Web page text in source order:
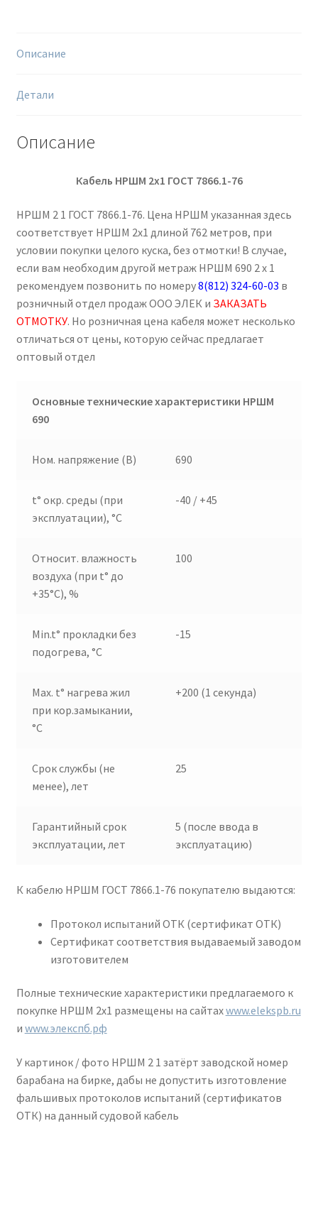
Описание
Детали
Описание
Кабель НРШМ 2х1 ГОСТ 7866.1-76
НРШМ 2 1 ГОСТ 7866.1-76. Цена НРШМ указанная здесь
соответствует НРШМ 2х1 длиной 762 метров, при
условии покупки целого куска, без отмотки! В случае,
если вам необходим другой метраж НРШМ 690 2 х 1
рекомендуем позвонить по номеру8(812) 324-60-03 в
розничный отдел продаж ООО ЭЛЕК и ЗАКАЗАТЬ
ОТМОТКУ. Но розничная цена кабеля может несколько
отличаться от цены, которую сейчас предлагает
оптовый отдел
Основные технические характеристики НРШМ
690
Ном. напряжение (В) 690
t° окр. среды (при
эксплуатации), °C
-40 / +45
Относит. влажность
воздуха (при t° до
+35°C), %
100
Min.t° прокладки без
подогрева, °C
-15
Max. t° нагрева жил
при кор.замыкании,
°C
+200 (1 секунда)
Срок службы (не
менее), лет
25
Гарантийный срок
эксплуатации, лет
5 (после ввода в
эксплуатацию)
К кабелю НРШМ ГОСТ 7866.1-76 покупателю выдаются:
Протокол испытаний ОТК (сертификат ОТК)
Сертификат соответствия выдаваемый заводом
изготовителем
Полные технические характеристики предлагаемого к
покупке НРШМ 2х1 размещены на сайтахwww.elekspb.ru
и www.элекспб.рф
У картинок / фото НРШМ 2 1 затёрт заводской номер
барабана на бирке, дабы не допустить изготовление
фальшивых протоколов испытаний (сертификатов
ОТК) на данный судовой кабель